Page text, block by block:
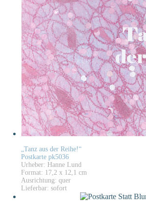
„Tanz aus der Reihe!“
Postkarte pk5036
Urheber: Hanne Lund
Format: 17,2 x 12,1 cm
Ausrichtung: quer
Lieferbar: sofort